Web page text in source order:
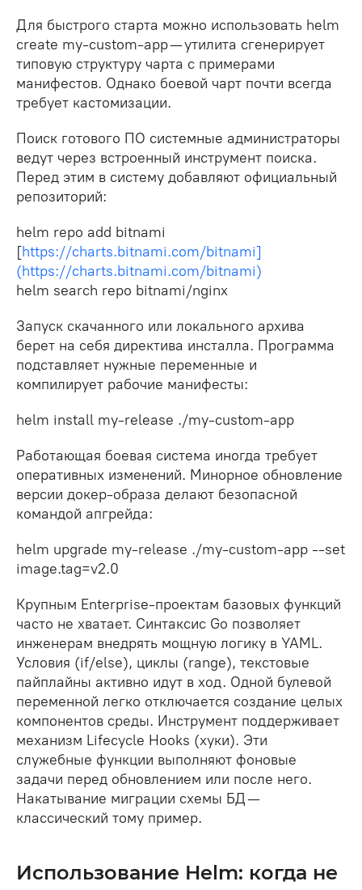
Для быстрого старта можно использовать helm
create my-custom-app — утилита сгенерирует
типовую структуру чарта с примерами
манифестов. Однако боевой чарт почти всегда
требует кастомизации.
Поиск готового ПО системные администраторы
ведут через встроенный инструмент поиска.
Перед этим в систему добавляют официальный
репозиторий:
helm repo add bitnami
[https://charts.bitnami.com/bitnami]
(https://charts.bitnami.com/bitnami)
helm search repo bitnami/nginx
Запуск скачанного или локального архива
берет на себя директива инсталла. Программа
подставляет нужные переменные и
компилирует рабочие манифесты:
helm install my-release ./my-custom-app
Работающая боевая система иногда требует
оперативных изменений. Минорное обновление
версии докер-образа делают безопасной
командой апгрейда:
helm upgrade my-release ./my-custom-app --set
image.tag=v2.0
Крупным Enterprise-проектам базовых функций
часто не хватает. Синтаксис Go позволяет
инженерам внедрять мощную логику в YAML.
Условия (if/else), циклы (range), текстовые
пайплайны активно идут в ход. Одной булевой
переменной легко отключается создание целых
компонентов среды. Инструмент поддерживает
механизм Lifecycle Hooks (хуки). Эти
служебные функции выполняют фоновые
задачи перед обновлением или после него.
Накатывание миграции схемы БД —
классический тому пример.
Использование Helm: когда не